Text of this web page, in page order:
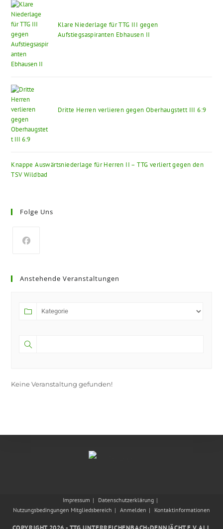
Klare Niederlage für TTG III gegen
Aufstiegsaspiranten Ebhausen II
Dritte Herren verlieren gegen Oberhaugstett III 6:9
Knappe Auswärtsniederlage für Herren II – TTG verliert gegen den
TSV Wildbad
Folge Uns
Anstehende Veranstaltungen
Keine Veranstaltung gefunden!
Impressum
Datenschutzerklärung
Nutzungsbedingungen Mitgliedsbereich
Anmelden Kontaktinformationen